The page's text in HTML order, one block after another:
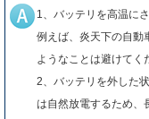
1、バッテリを高温に
例えば、炎天下の自動
ようなことは避けてく
2、バッテリを外した
は自然放電するため、